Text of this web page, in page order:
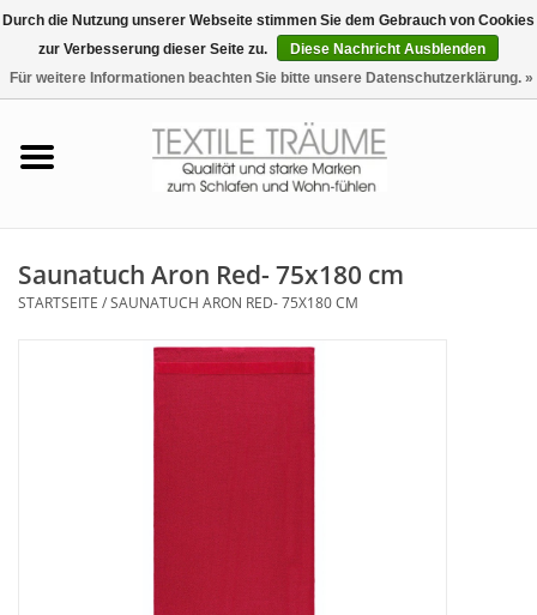
0 Artikel - €0,00
Freizeit-Hausanzüge
Haus-Bademäntel
Saunatuch Aron Red- 75x180 cm
STARTSEITE /SAUNATUCH ARON RED- 75X180 CM
Durch die Nutzung unserer Webseite stimmen Sie dem Gebrauch von Cookies
zur Verbesserung dieser Seite zu.
Diese Nachricht Ausblenden
Für weitere Informationen beachten Sie bitte unsere Datenschutzerklärung. »